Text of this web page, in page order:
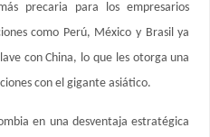
precaria para los empresarios
como Perú, México y Brasil ya
con China, lo que les otorga una
con el gigante asiático.
en una desventaja estratégica